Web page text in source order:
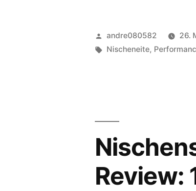
2020
–
Veröffentlicht
von
andre080582 26.
Schlagwörter:
Nischeneite,
Review: